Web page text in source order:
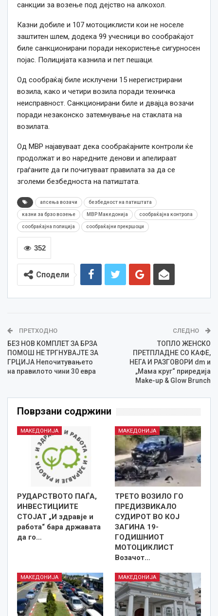
санкции за возење под дејство на алкохол.
Казни добиле и 107 мотоциклисти кои не носеле
заштитен шлем, додека 99 учесници во сообраќајот
биле санкционирани поради некористење сигурносен
појас. Полицијата казнила и пет пешаци.
Од сообраќај биле исклучени 15 нерегистрирани
возила, како и четири возила поради техничка
неисправност. Санкционирани биле и двајца возачи
поради незаконско затемнување на стаклата на
возилата.
Од МВР најавуваат дека сообраќајните контроли ќе
продолжат и во наредните денови и апелираат
граѓаните да ги почитуваат правилата за да се
зголеми безбедноста на патиштата.
апсења возачи безбедност на патиштата
казни за брзо возење МВР Македонија сообраќајна контрола
сообраќајна полиција сообраќајни прекршоци
352
Сподели
ПРЕТХОДНО
БЕЗ НОВ КОМПЛЕТ ЗА БРЗА
ПОМОШ НЕ ТРГНУВАЈТЕ ЗА
ГРЦИЈА Непочитувањето
на правилото чини 30 евра
СЛЕДНО
ТОПЛО ЖЕНСКО
ПРЕТПЛАДНЕ СО КАФЕ,
НЕГА И РАЗГОВОРИ dm и
„Мама круг“ приредија
Make-up & Glow Brunch
Поврзани содржини
МАКЕДОНИЈА
РУДАРСТВОТО ПАЃА,
ИНВЕСТИЦИИТЕ
СТОЈАТ „И здравје и
работа“ бара државата
да го…
МАКЕДОНИЈА
ТРЕТО ВОЗИЛО ГО
ПРЕДИЗВИКАЛО
СУДИРОТ ВО КОЈ
ЗАГИНА 19-
ГОДИШНИОТ
МОТОЦИКЛИСТ
Возачот…
МАКЕДОНИЈА МАКЕДОНИЈА